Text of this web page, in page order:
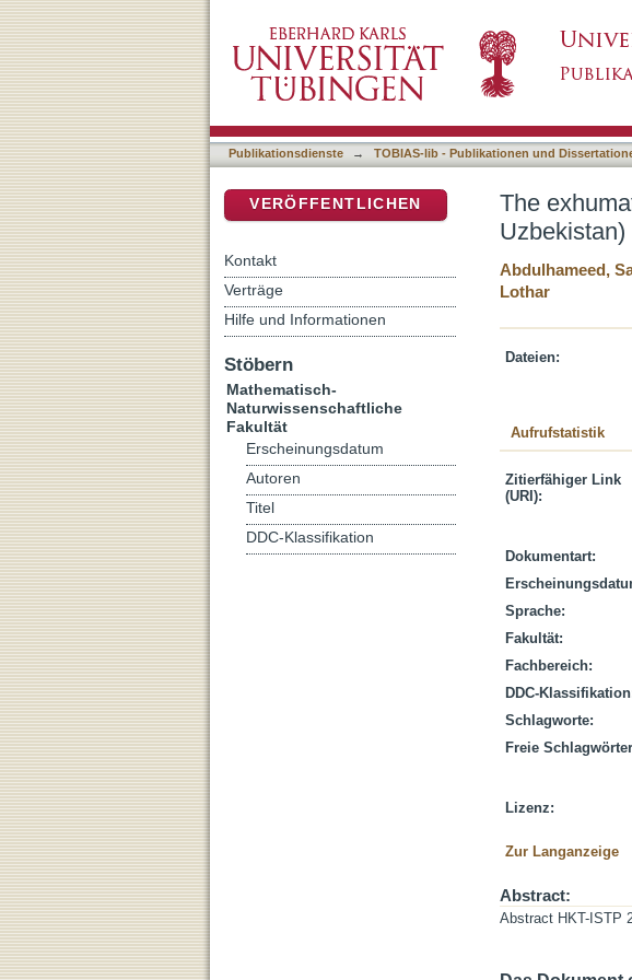
Publikationsdienste → TOBIAS-lib - Publikationen und
The
Uzbekistan)
Abdulhameed,
Lothar
Dateien:
Aufrufstatistik
Zitierfähiger Link
(URI):
Dokumentart:
Sprache:
Fakultät:
Fachbereich:
DDC-
Schlagworte:
Freie
Lizenz:
Zur Langanzeige
Abstract:
Abstract HKT-ISTP
VERÖFFENTLICHEN
Kontakt
Verträge
Hilfe und Informationen
Stöbern
Mathematisch-
Naturwissenschaftliche
Fakultät
Erscheinungsdatum
Autoren
Titel
DDC-Klassifikation